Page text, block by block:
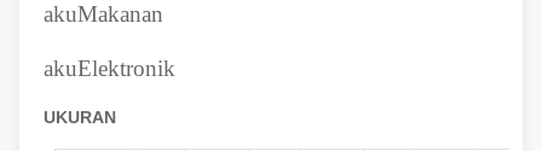
akuMakanan
akuElektronik
UKURAN